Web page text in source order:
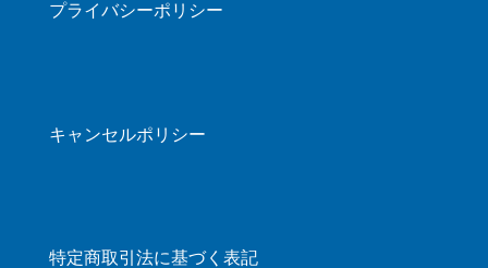
プライバシーポリシー
キャンセルポリシー
特定商取引法に基づく表記